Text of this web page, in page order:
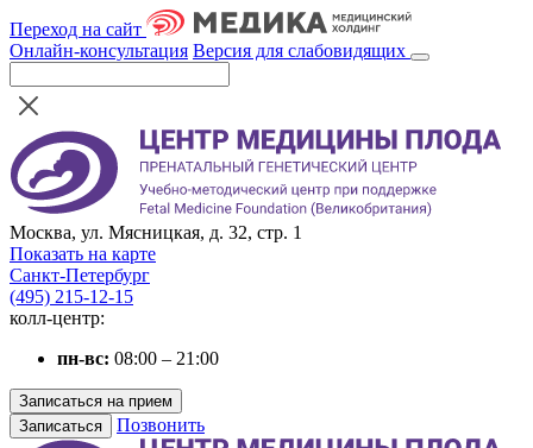
Переход на сайт
Онлайн-консультация Версия для слабовидящих
Москва, ул. Мясницкая, д. 32, стр. 1
Показать на карте
Санкт-Петербург
(495) 215-12-15
колл-центр:
пн-вс: 08:00 – 21:00
Записаться на прием
Записаться
Позвонить